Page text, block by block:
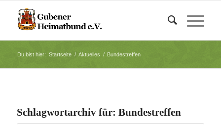
Du bist hier: Startseite / Aktuelles / Bundestreffen
Schlagwortarchiv für: Bundestreffen